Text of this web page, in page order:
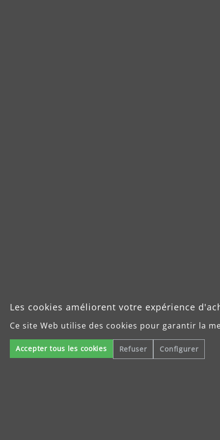
Les cookies améliorent votre expérience
Ce site Web utilise des cookies pour garantir la
Accepter tous les cookies Refuser Configurer